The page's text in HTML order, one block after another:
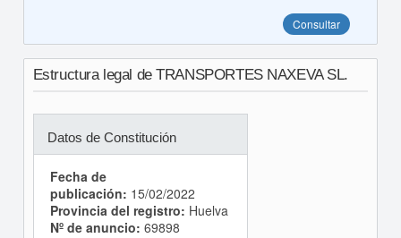
Consultar
Estructura legal de TRANSPORTES NAXEVA SL.
Datos de Constitución
Fecha de
publicación: 15/02/2022
Provincia del registro: Huelva
Nº de anuncio: 69898